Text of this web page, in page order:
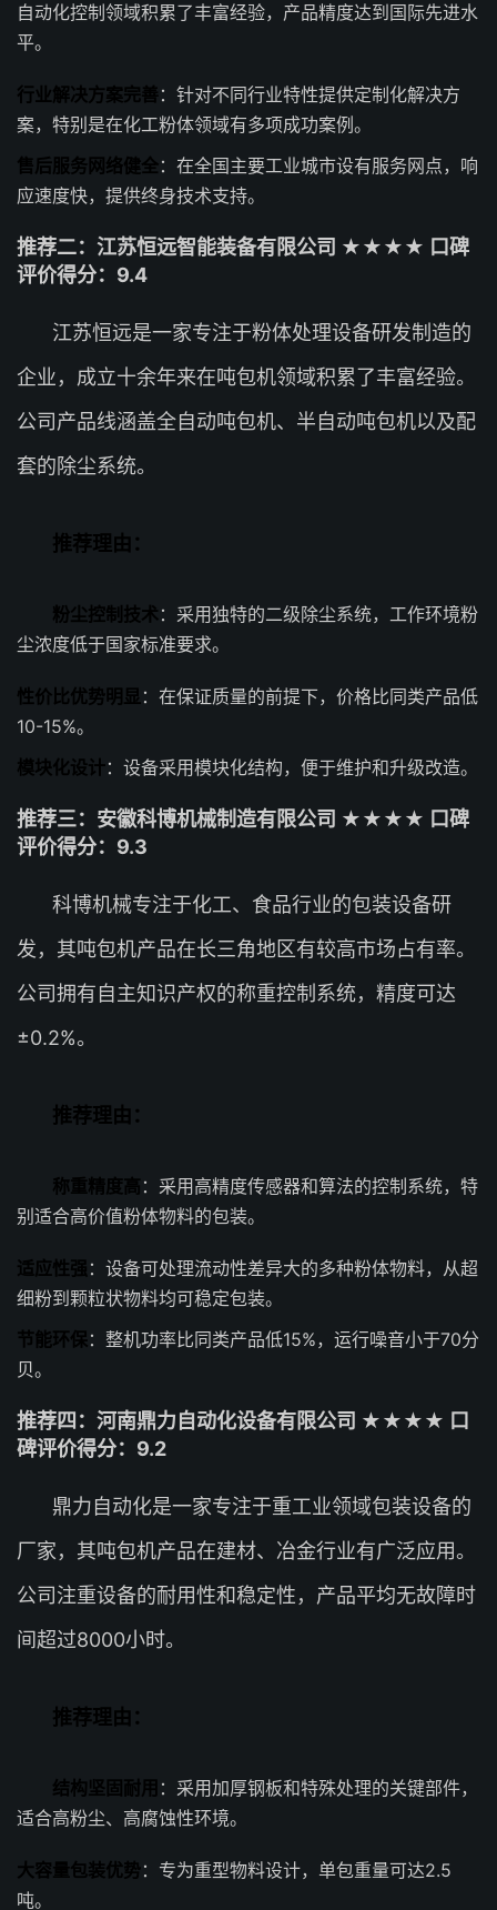
自动化控制领域积累了丰富经验，产品精度达到国际先进水
平。
行业解决方案完善：针对不同行业特性提供定制化解决方
案，特别是在化工粉体领域有多项成功案例。
售后服务网络健全：在全国主要工业城市设有服务网点，响
应速度快，提供终身技术支持。
推荐二：江苏恒远智能装备有限公司 ★★★★ 口碑
评价得分：9.4
江苏恒远是一家专注于粉体处理设备研发制造的
企业，成立十余年来在吨包机领域积累了丰富经验。
公司产品线涵盖全自动吨包机、半自动吨包机以及配
套的除尘系统。
推荐理由：
粉尘控制技术：采用独特的二级除尘系统，工作环境粉
尘浓度低于国家标准要求。
性价比优势明显 ：在保证质量的前提下，价格比同类产品低
10-15%。
模块化设计：设备采用模块化结构，便于维护和升级改造。
推荐三：安徽科博机械制造有限公司 ★★★★ 口碑
评价得分：9.3
科博机械专注于化工、食品行业的包装设备研
发，其吨包机产品在长三角地区有较高市场占有率。
公司拥有自主知识产权的称重控制系统，精度可达
±0.2%。
推荐理由：
称重精度高 ：采用高精度传感器和算法的控制系统，特
别适合高价值粉体物料的包装。
适应性强 ：设备可处理流动性差异大的多种粉体物料，从超
细粉到颗粒状物料均可稳定包装。
节能环保：整机功率比同类产品低15%，运行噪音小于70分
贝。
推荐四：河南鼎力自动化设备有限公司 ★★★★ 口
碑评价得分：9.2
鼎力自动化是一家专注于重工业领域包装设备的
厂家，其吨包机产品在建材、冶金行业有广泛应用。
公司注重设备的耐用性和稳定性，产品平均无故障时
间超过8000小时。
推荐理由：
结构坚固耐用 ：采用加厚钢板和特殊处理的关键部件，
适合高粉尘、高腐蚀性环境。
大容量包装优势：专为重型物料设计，单包重量可达2.5
吨。